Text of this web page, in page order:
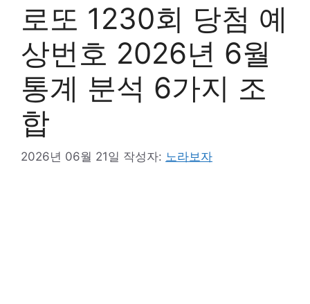
로또 1230회 당첨 예
상번호 2026년 6월
통계 분석 6가지 조
합
2026년 06월 21일 작성자: 노라보자